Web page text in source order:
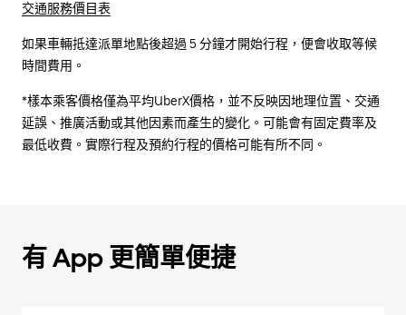
交通服務價目表
如果車輛抵達派單地點後超過 5 分鐘才開始行程，便會收取等候
時間費用。
*樣本乘客價格僅為平均UberX價格，並不反映因地理位置、交通
延誤、推廣活動或其他因素而產生的變化。可能會有固定費率及
最低收費。實際行程及預約行程的價格可能有所不同。
有 App 更簡單便捷